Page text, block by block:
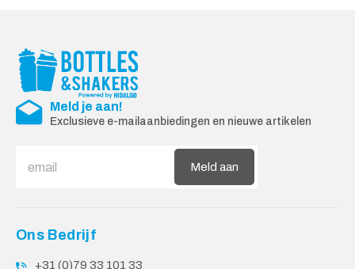
Meld je aan!
Exclusieve e-mailaanbiedingen en nieuwe artikelen
Meld aan
Ons Bedrijf
+31 (0)79 33 101 33